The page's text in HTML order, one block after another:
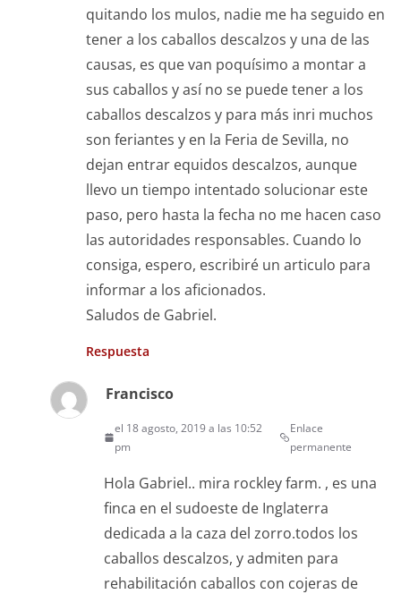
quitando los mulos, nadie me ha seguido en
tener a los caballos descalzos y una de las
causas, es que van poquísimo a montar a
sus caballos y así no se puede tener a los
caballos descalzos y para más inri muchos
son feriantes y en la Feria de Sevilla, no
dejan entrar equidos descalzos, aunque
llevo un tiempo intentado solucionar este
paso, pero hasta la fecha no me hacen caso
las autoridades responsables. Cuando lo
consiga, espero, escribiré un articulo para
informar a los aficionados.
Saludos de Gabriel.
Respuesta
Francisco
el 18 agosto, 2019 a las 10:52
pm
Enlace
permanente
Hola Gabriel.. mira rockley farm. , es una
finca en el sudoeste de Inglaterra
dedicada a la caza del zorro.todos los
caballos descalzos, y admiten para
rehabilitación caballos con cojeras de